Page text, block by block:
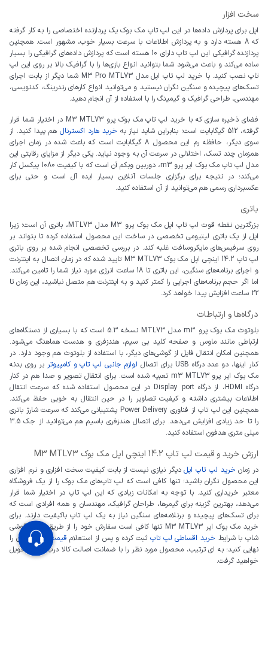
سخت افزار
اپل برای پردازش داده‌ها در این لپ تاپ مک بوک یک پردازنده اختصاصی را به کار گرفته
که 8 هسته دارد و به پردازش اطلاعات با سرعت بسیار خوب، مشهور است. همچنین
پردازنده گرافیکی این لپ تاپ دارای 10 هسته است که پردازش داده‌های گرافیکی را بسیار
ساده می‌کند و باعث می‌شود شما بتوانید انواع بازی‌ها را با گرافیک بالا بر روی این لپ
تاپ نصب کنید. با خرید لپ تاپ اپل مدل M3 Pro MTL73 شما دیگر از بابت اجرای
تسک‌های پیچیده و سنگین نگران نیستید و می‌توانید انواع کارهای رندرینگ، کدنویسی،
مهندسی، طراحی گرافیک و گیمینگ را با استفاده از آن انجام دهید.
فضای ذخیره سازی که با خرید لپ تاپ مک بوک پرو M3 MTL73 در اختیار شما قرار
گرفته، 512 گیگابایت است؛ بنابراین شاید نیاز به
خرید هارد اکسترنال هم پیدا کنید. از
سوی دیگر، حافظه رم این محصول 8 گیگابایت است که باعث شده در زمان اجرای
همزمان چند تسک، اختلالی در سرعت آن به وجود نیاید. یکی دیگر از مزایای رقابتی این
مدل لپ تاپ مک بوک ایر پرو m3، دوربین وبکم آن است که با کیفیت 1080 پیکسل کار
می‌کند؛ در نتیجه برای برگزاری جلسات آنلاین بسیار ایده آل است و حتی برای
عکسبرداری رسمی هم می‌توانید از آن استفاده کنید.
باتری
بزرگترین نقطه قوت لپ تاپ اپل مک بوک پرو M3 مدل MTL73، باتری آن است؛ زیرا
اپل از یک باتری لیتیومی تخصصی در ساخت این محصول استفاده کرده تا بتواند بر
روی سرفیس‌های مایکروسافت غلبه کند. در بررسی تخصصی انجام شده بر روی باتری
لپ تاپ 14.2 اینچی اپل مک بوک M3 MTL73 تایید شده که در زمان اتصال به اینترنت
و اجرای برنامه‌های سنگین، این باتری تا 18 ساعت انرژی مورد نیاز شما را تامین می‌کند.
اما اگر حجم برنامه‌های اجرایی را کمتر کنید و به اینترنت هم متصل نباشید، این زمان تا
22 ساعت افزایش پیدا خواهد کرد.
درگاه‌ها و ارتباطات
بلوتوث مک بوک پرو m3 مدل MTL73 نسخه 5.3 است که با بسیاری از دستگاه‌های
ارتباطی مانند ماوس و صفحه کلید بی سیم، هندزفری و هدست هماهنگ می‌شود.
همچنین امکان انتقال فایل از گوشی‌های دیگر، با استفاده از بلوتوث هم وجود دارد. در
کنار اینها، دو عدد درگاه USB برای اتصال
لوازم جانبی لپ تاپ و کامپیوتر بر روی بدنه
مک بوک ایر پرو m3 MTL73 تعبیه شده است. برای انتقال تصویر و صدا هم در کنار
درگاه HDMI، از درگاه Display port در این محصول استفاده شده که سرعت انتقال
اطلاعات بیشتری داشته و کیفیت تصاویر را در حین انتقال به خوبی حفظ می‌کند.
همچنین این لپ تاپ از فناوری Power Delivery پشتیبانی می‌کند که سرعت شارژ باتری
را تا حد زیادی افزایش می‌دهد. برای اتصال هندزفری باسیم هم می‌توانید از جک 3.5
میلی متری هدفون استفاده کنید.
ارزش خرید و قیمت لپ تاپ 14.2 اینچی اپل مک بوک M3 MTL73
در زمان خرید لپ تاپ اپلدیگر نیازی نیست از بابت کیفیت سخت افزاری و نرم افزاری
این محصول نگران باشید؛ تنها کافی است که لپ تاپ‌های مک بوک را از یک فروشگاه
معتبر خریداری کنید. با توجه به امکانات زیادی که این لپ تاپ در اختیار شما قرار
می‌دهد، بهترین گزینه برای گیمرها، طراحان گرافیک، مهندسان و همه افرادی است که
برای تسک‌های پیچیده و برنلامه‌های سنگین نیاز به یک لپ تاپ باکیفیت دارند. برای
خرید مک بوک ایر M3 MTL73 تنها کافی است سفارش خود را از طریق سایت گوشی
شاپ با شرایط خرید اقساطی لپ تاپثبت کرده و پس از استعلام قیمت لپ تاپ
آن را
نهایی کنید؛ به ای ترتیب، محصول مورد نظر را با ضمانت اصالت کالا درب منزل تحویل
خواهید گرفت.